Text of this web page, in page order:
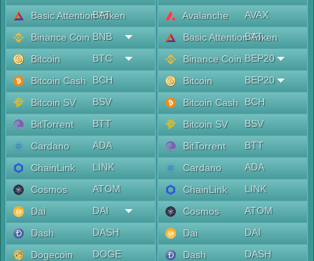
Basic Attention Token
BAT
Binance Coin BNB
Bitcoin
BTC
Bitcoin Cash
BCH
Bitcoin SV
BSV
BitTorrent
BTT
Cardano
ADA
ChainLink
LINK
Cosmos
ATOM
Dai
DAI
Dash
DASH
Dogecoin
DOGE
Avalanche
AVAX
Basic Attention Token
BAT
Binance Coin BEP20
Bitcoin
BEP20
Bitcoin Cash
BCH
Bitcoin SV
BSV
BitTorrent
BTT
Cardano
ADA
ChainLink
LINK
Cosmos
ATOM
Dai
DAI
Dash
DASH